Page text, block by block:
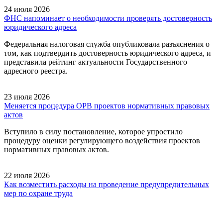
24 июля 2026
ФНС напоминает о необходимости проверять достоверность
юридического адреса
Федеральная налоговая служба опубликовала разъяснения о
том, как подтвердить достоверность юридического адреса, и
представила рейтинг актуальности Государственного
адресного реестра.
23 июля 2026
Меняется процедура ОРВ проектов нормативных правовых
актов
Вступило в силу постановление, которое упростило
процедуру оценки регулирующего воздействия проектов
нормативных правовых актов.
22 июля 2026
Как возместить расходы на проведение предупредительных
мер по охране труда